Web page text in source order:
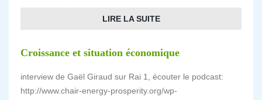
LIRE LA SUITE
Croissance et situation économique
interview de Gaël Giraud sur Rai 1, écouter le podcast:
http://www.chair-energy-prosperity.org/wp-